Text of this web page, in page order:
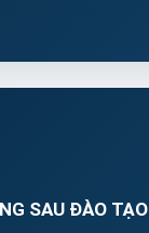
SAU ĐÀO TẠO